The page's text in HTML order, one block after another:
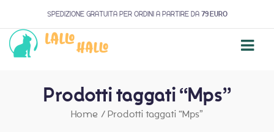
SPEDIZIONE GRATUITA PER ORDINI A PARTIRE DA 79 EURO
Prodotti taggati “Mps”
Home / Prodotti taggati “Mps”